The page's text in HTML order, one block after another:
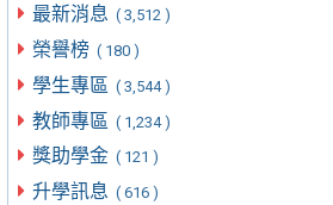
最新消息 ( 3,512 )
榮譽榜 ( 180 )
學生專區 ( 3,544 )
教師專區 ( 1,234 )
獎助學金 ( 121 )
升學訊息 ( 616 )